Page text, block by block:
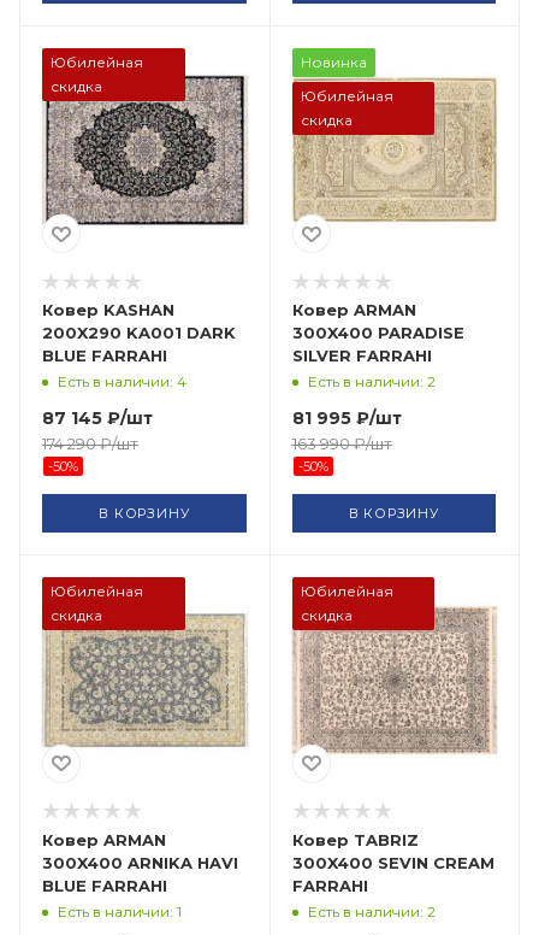
Юбилейная
скидка
Ковер KASHAN
200X290 KA001 DARK
BLUE FARRAHI
Есть в наличии: 4
87 145 ₽/шт
174 290₽/шт
-50%
В КОРЗИНУ
Новинка
Юбилейная
скидка
Ковер ARMAN
300X400 PARADISE
SILVER FARRAHI
Есть в наличии: 2
81 995₽/шт
163 990₽/шт
-50%
В КОРЗИНУ
Юбилейная
скидка
Ковер ARMAN
300X400 ARNIKA HAVI
BLUE FARRAHI
Есть в наличии: 1
Юбилейная
скидка
Ковер TABRIZ
300X400 SEVIN CREAM
FARRAHI
Есть в наличии: 2